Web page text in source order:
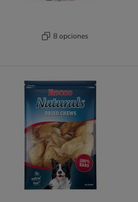
8 opciones